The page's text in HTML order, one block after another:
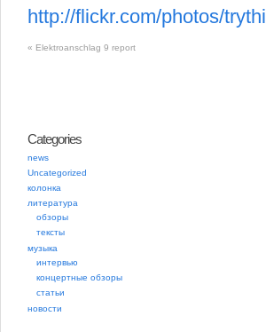
http://flickr.com/photos/
« Elektroanschlag 9 report
Categories
news
Uncategorized
колонка
литература
обзоры
тексты
музыка
интервью
концертные обзоры
статьи
новости